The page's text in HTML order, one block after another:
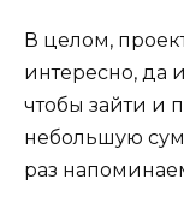
В целом,
интересно, да
чтобы зайти и
небольшую
раз